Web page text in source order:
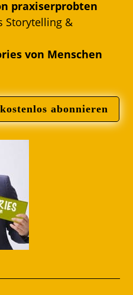
praxiserprobten
Storytelling &
von Menschen
abonnieren